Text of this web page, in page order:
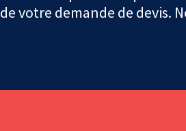
de votre demande de devis.